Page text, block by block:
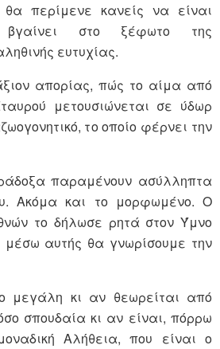
περίμενε κανείς να είναι
βγαίνει στο ξέφωτο της
ευτυχίας.
απορίας, πώς το αίμα από
μετουσιώνεται σε ύδωρ
το οποίο φέρνει την
παραμένουν ασύλληπτα
Ακόμα και το μορφωμένο. Ο
το δήλωσε ρητά στον Ύμνο
αυτής θα γνωρίσουμε την
μεγάλη κι αν θεωρείται από
σπουδαία κι αν είναι, πόρρω
Αλήθεια, που είναι ο